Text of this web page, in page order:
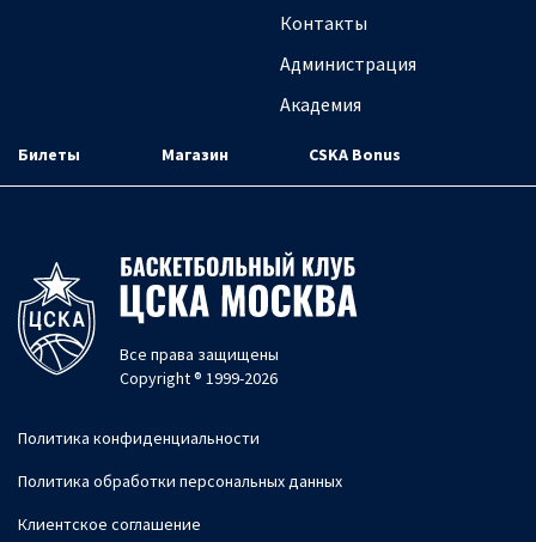
Контакты
Администрация
Академия
Билеты Магазин CSKA Bonus
Все права защищены
Copyright ® 1999-2026
Политика конфиденциальности
Политика обработки персональных данных
Клиентское соглашение